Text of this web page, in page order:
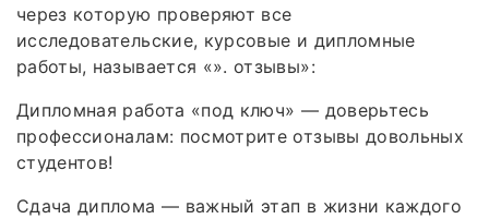
через которую проверяют все
исследовательские, курсовые и дипломные
работы, называется «». отзывы»:
Дипломная работа «под ключ» — доверьтесь
профессионалам: посмотрите отзывы довольных
студентов!
Сдача диплома — важный этап в жизни каждого